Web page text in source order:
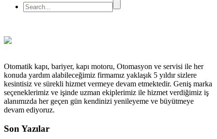
Otomatik kapı, bariyer, kapı motoru, Otomasyon ve servisi ile her
konuda yardım alabileceğimiz firmamız yaklaşık 5 yıldır sizlere
kesintisiz ve sürekli hizmet vermeye devam etmektedir. Geniş marka
seçeneklerimiz ve işinde uzman ekiplerimiz ile hizmet verdiğimiz iş
alanımızda her geçen gün kendinizi yenileyeme ve büyütmeye
devam ediyoruz.
Son Yazılar